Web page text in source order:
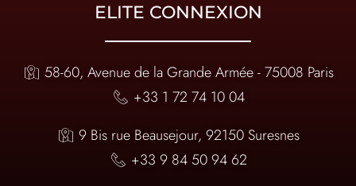
ELITE CONNEXION
58-60, Avenue de la Grande Armée - 75008 Paris
+33 1 72 74 10 04
9 Bis rue Beausejour, 92150 Suresnes
+33 9 84 50 94 62